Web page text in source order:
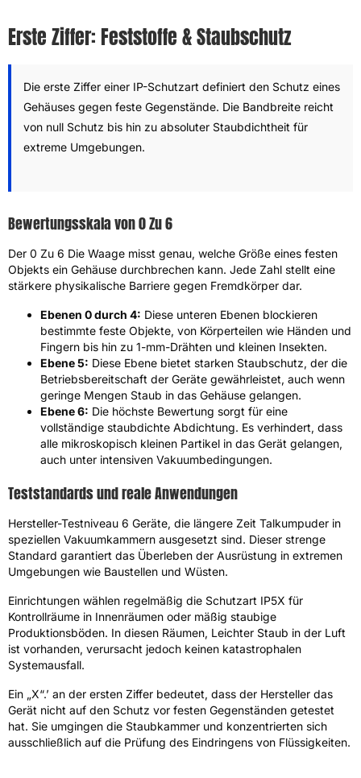
Erste Ziffer: Feststoffe & Staubschutz
Die erste Ziffer einer IP-Schutzart definiert den Schutz eines
Gehäuses gegen feste Gegenstände. Die Bandbreite reicht
von null Schutz bis hin zu absoluter Staubdichtheit für
extreme Umgebungen.
Bewertungsskala von 0 Zu 6
Der 0 Zu 6 Die Waage misst genau, welche Größe eines festen
Objekts ein Gehäuse durchbrechen kann. Jede Zahl stellt eine
stärkere physikalische Barriere gegen Fremdkörper dar.
Ebenen 0 durch 4: Diese unteren Ebenen blockieren
bestimmte feste Objekte, von Körperteilen wie Händen und
Fingern bis hin zu 1-mm-Drähten und kleinen Insekten.
Ebene 5: Diese Ebene bietet starken Staubschutz, der die
Betriebsbereitschaft der Geräte gewährleistet, auch wenn
geringe Mengen Staub in das Gehäuse gelangen.
Ebene 6: Die höchste Bewertung sorgt für eine
vollständige staubdichte Abdichtung. Es verhindert, dass
alle mikroskopisch kleinen Partikel in das Gerät gelangen,
auch unter intensiven Vakuumbedingungen.
Teststandards und reale Anwendungen
Hersteller-Testniveau 6 Geräte, die längere Zeit Talkumpuder in
speziellen Vakuumkammern ausgesetzt sind. Dieser strenge
Standard garantiert das Überleben der Ausrüstung in extremen
Umgebungen wie Baustellen und Wüsten.
Einrichtungen wählen regelmäßig die Schutzart IP5X für
Kontrollräume in Innenräumen oder mäßig staubige
Produktionsböden. In diesen Räumen, Leichter Staub in der Luft
ist vorhanden, verursacht jedoch keinen katastrophalen
Systemausfall.
Ein „X“.’ an der ersten Ziffer bedeutet, dass der Hersteller das
Gerät nicht auf den Schutz vor festen Gegenständen getestet
hat. Sie umgingen die Staubkammer und konzentrierten sich
ausschließlich auf die Prüfung des Eindringens von Flüssigkeiten.